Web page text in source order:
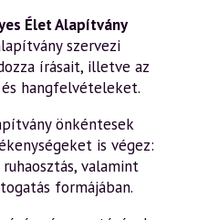
Élet Alapítvány
szervezi
írásait, illetve az
hangfelvételeket.
önkéntesek
is végez:
valamint
formájában.